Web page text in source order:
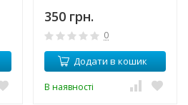
350 грн.
0
Додати в кошик
В наявності